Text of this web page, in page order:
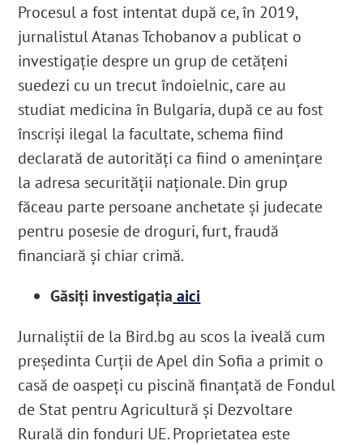
Procesul a fost intentat după ce, în 2019,
jurnalistul Atanas Tchobanov a publicat o
investigație despre un grup de cetățeni
suedezi cu un trecut îndoielnic, care au
studiat medicina în Bulgaria, după ce au fost
înscriși ilegal la facultate, schema fiind
declarată de autorități ca fiind o amenințare
la adresa securității naționale. Din grup
făceau parte persoane anchetate și judecate
pentru posesie de droguri, furt, fraudă
financiară și chiar crimă.
Găsiți investigația aici
Jurnaliștii de la Bird.bg au scos la iveală cum
președinta Curții de Apel din Sofia a primit o
casă de oaspeți cu piscină finanțată de Fondul
de Stat pentru Agricultură și Dezvoltare
Rurală din fonduri UE. Proprietatea este